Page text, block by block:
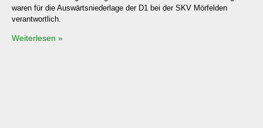
waren für die Auswärtsniederlage der D1 bei der SKV Mörfelden
verantwortlich.
Weiterlesen »